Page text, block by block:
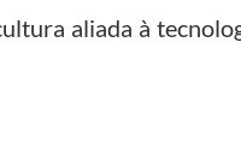
aliada à